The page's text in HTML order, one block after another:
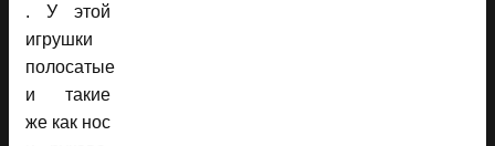
. У этой
игрушки
полосатые
и такие
же как нос